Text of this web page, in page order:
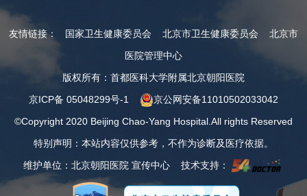
友情链接： 国家卫生健康委员会 北京市卫生健康委员会
北京市
医院管理中心
版权所有：首都医科大学附属北京朝阳医院
京ICP备 05048299号-1
京公网安备11010502033042
©Copyright 2020 Beijing Chao-Yang Hospital.All rights Reserved
特别声明：本站内容仅供参考，不作为诊断及医疗依据。
维护单位：北京朝阳医院 宣传中心 技术支持：